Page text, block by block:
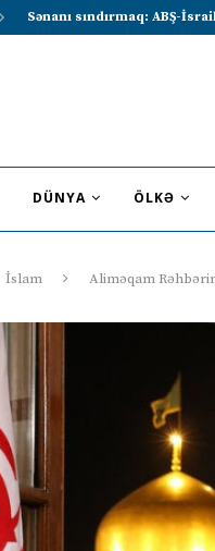
Lavrov Suriya prezidentini
DÜNYA ÖLKƏ
İslam Aliməqam